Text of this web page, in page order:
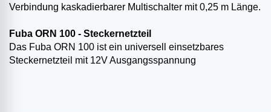
Verbindung kaskadierbarer Multischalter mit 0,25 m Länge.
Fuba ORN 100 - Steckernetzteil
Das Fuba ORN 100 ist ein universell einsetzbares
Steckernetzteil mit 12V Ausgangsspannung